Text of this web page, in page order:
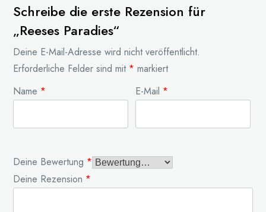
Schreibe die erste Rezension für
„Reeses Paradies“
Deine E-Mail-Adresse wird nicht veröffentlicht.
Erforderliche Felder sind mit * markiert
Name * E-Mail *
Deine Bewertung *
Deine Rezension *